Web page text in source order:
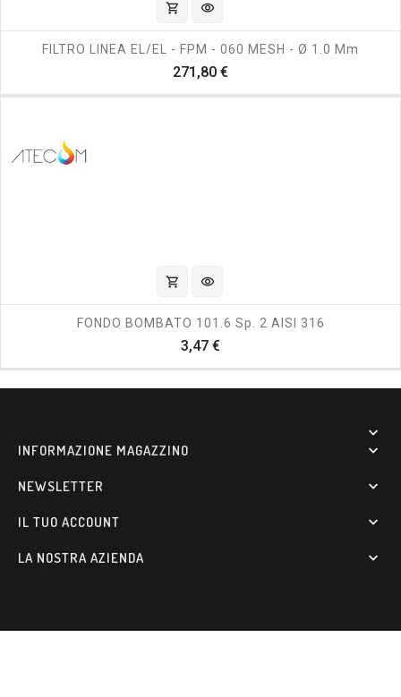
shopping_cart visibility
FILTRO LINEA EL/EL - FPM - 060 MESH - Ø 1.0 Mm
271,80 €Prezzo
shopping_cart visibility
FONDO BOMBATO 101.6 Sp. 2 AISI 316
3,47 €Prezzo

INFORMAZIONE MAGAZZINO 
NEWSLETTER 
IL TUO ACCOUNT 
LA NOSTRA AZIENDA 